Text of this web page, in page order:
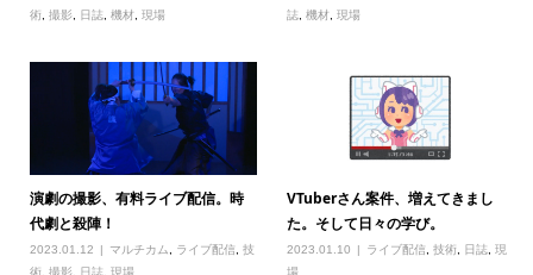
術, 撮影, 日誌 機材, 現場
誌
,機材 ,現場
演劇の撮影、有料ライブ配信。時
代劇と殺陣！
2023.01.12 マルチカム ライブ配信
技
術, 撮影, 日誌 現場
VTuberさん案件、増えてきまし
た。そして日々の学び。
2023.01.10 ライブ配信 ,技術 日誌 ,現
場